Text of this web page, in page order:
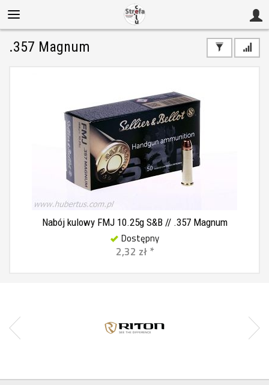
.357 Magnum
Nabój kulowy FMJ 10.25g S&B // .357 Magnum
Dostępny
2,32 zł *